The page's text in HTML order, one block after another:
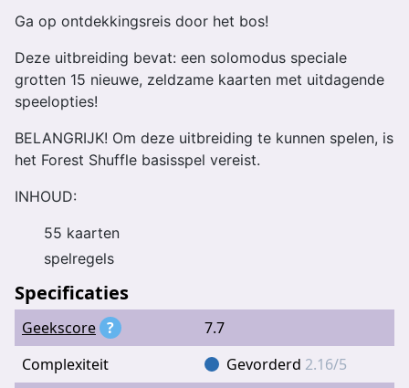
Ga op ontdekkingsreis door het bos!
Deze uitbreiding bevat: een solomodus speciale
grotten 15 nieuwe, zeldzame kaarten met uitdagende
speelopties!
BELANGRIJK! Om deze uitbreiding te kunnen spelen, is
het Forest Shuffle basisspel vereist.
INHOUD:
55 kaarten
spelregels
Specificaties
Geekscore ?
7.7
Complexiteit
Gevorderd 2.16/5